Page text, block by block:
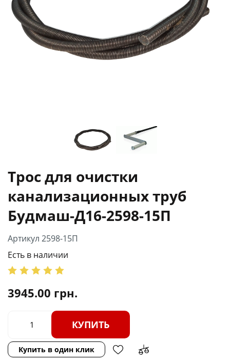
Трос для очистки
канализационных труб
Будмаш-Д16-2598-15П
Артикул 2598-15П
Есть в наличии
3945.00 грн.
КУПИТЬ
Купить в один клик